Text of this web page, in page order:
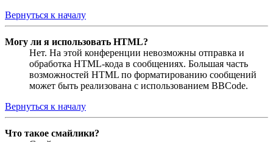
Вернуться к началу
Могу ли я использовать HTML?
Нет. На этой конференции невозможны отправка и
обработка HTML-кода в сообщениях. Большая часть
возможностей HTML по форматированию сообщений
может быть реализована с использованием BBCode.
Вернуться к началу
Что такое смайлики?